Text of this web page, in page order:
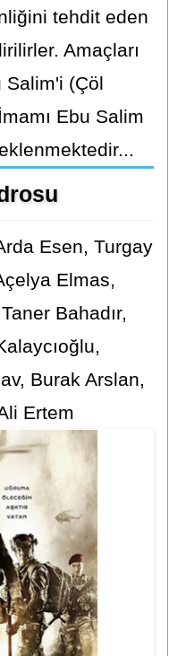
tehdit eden
Amaçları
Salim'i (Çöl
Ebu Salim
Esen, Turgay
Elmas,
Bahadır,
Burak Arslan,
Ertem